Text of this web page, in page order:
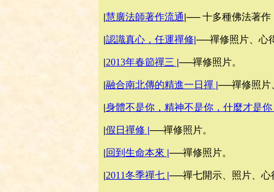
|慧廣法師著作流通|── 十多種佛法著作
|認識真心，任運禪修|──禪修照片、心
|2013年春節禪三 |──禪修照片。
|融合南北傳的精進一日禪 |──禪修照片
|身體不是你，精神不是你，什麼才是你
|假日禪修 |──禪修照片。
|回到生命本來 |──禪修照片。
|2011冬季禪七 |──禪七開示、照片、